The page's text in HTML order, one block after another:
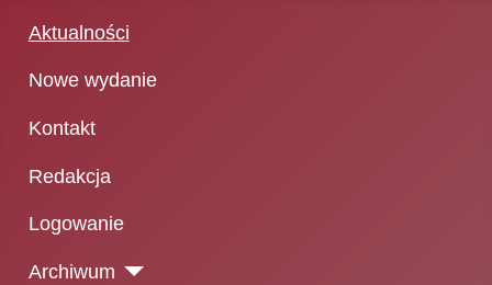
Aktualności
Nowe wydanie
Kontakt
Redakcja
Logowanie
Archiwum